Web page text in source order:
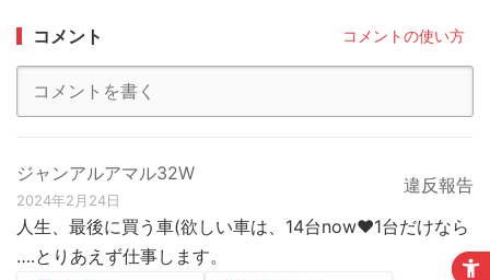
コメント コメントの使い方
ジャンアルアマル32W
2024年2月24日
違反報告
人生、最後に買う車(欲しい車は、14台now♥1台だけなら
….とりあえず仕事します。